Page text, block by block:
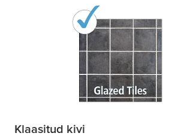
Klaasitud kivi